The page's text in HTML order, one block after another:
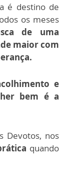
é destino de
os meses
de uma
maior com
e
bem é a
Devotos, nos
quando